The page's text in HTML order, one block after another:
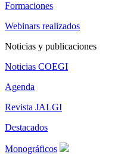
Formaciones
Webinars realizados
Noticias y publicaciones
Noticias COEGI
Agenda
Revista JALGI
Destacados
Monográficos